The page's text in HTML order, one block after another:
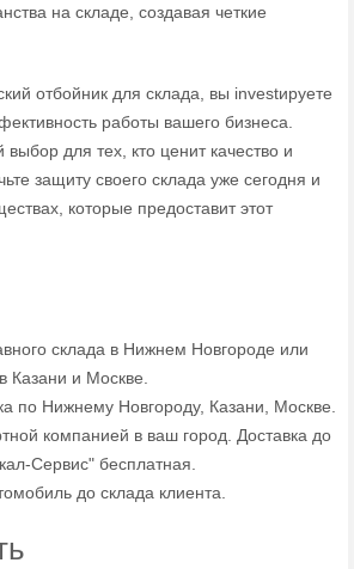
на складе, создавая четкие
отбойник для склада, вы investируете
работы вашего бизнеса.
для тех, кто ценит качество и
защиту своего склада уже сегодня и
которые предоставит этот
склада в Нижнем Новгороде или
Казани и Москве.
по Нижнему Новгороду, Казани, Москве.
компанией в ваш город. Доставка до
Сервис" бесплатная.
до склада клиента.